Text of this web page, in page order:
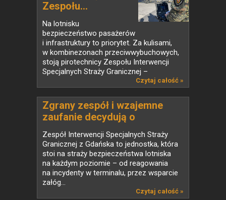
Zespołu...
Na lotnisku
bezpieczeństwo pasażerów
i infrastruktury to priorytet. Za kulisami,
w kombinezonach przeciwwybuchowych,
stoją pirotechnicy Zespołu Interwencji
Specjalnych Straży Granicznej –
Czytaj całość »
Zgrany zespół i wzajemne
zaufanie decydują o
skuteczności działań
Zespół Interwencji Specjalnych Straży
Granicznej z Gdańska to jednostka, która
stoi na straży bezpieczeństwa lotniska
na każdym poziomie – od reagowania
na incydenty w terminalu, przez wsparcie
załóg...
Czytaj całość »